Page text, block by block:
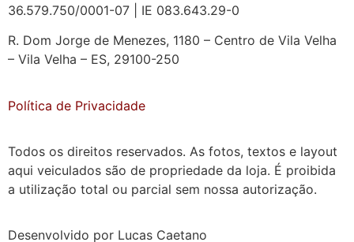
36.579.750/0001-07 | IE 083.643.29-0
R. Dom Jorge de Menezes, 1180 – Centro de Vila Velha
– Vila Velha – ES, 29100-250
Política de Privacidade
Todos os direitos reservados. As fotos, textos e layout
aqui veiculados são de propriedade da loja. É proibida
a utilização total ou parcial sem nossa autorização.
Desenvolvido por Lucas Caetano